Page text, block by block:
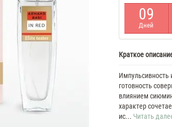
женские
7
Basi
In
Red
35
ML
09
Дней
Краткое
Импульсивность
готовность
влиянием
характер
ис... Читать